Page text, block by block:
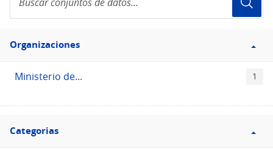
conjuntos
de
Filtro
Organizaciones
Organizaciones
Ministerio de... 1
Filtro
Categorias
Categorias